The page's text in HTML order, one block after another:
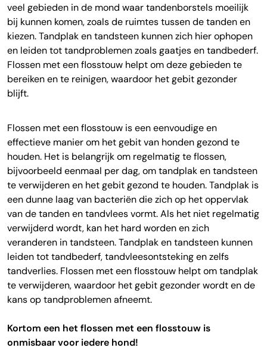
veel gebieden in de mond waar tandenborstels moeilijk
bij kunnen komen, zoals de ruimtes tussen de tanden en
kiezen. Tandplak en tandsteen kunnen zich hier ophopen
en leiden tot tandproblemen zoals gaatjes en tandbederf.
Flossen met een flosstouw helpt om deze gebieden te
bereiken en te reinigen, waardoor het gebit gezonder
blijft.
Flossen met een flosstouw is een eenvoudige en
effectieve manier om het gebit van honden gezond te
houden. Het is belangrijk om regelmatig te flossen,
bijvoorbeeld eenmaal per dag, om tandplak en tandsteen
te verwijderen en het gebit gezond te houden. Tandplak is
een dunne laag van bacteriën die zich op het oppervlak
van de tanden en tandvlees vormt. Als het niet regelmatig
verwijderd wordt, kan het hard worden en zich
veranderen in tandsteen. Tandplak en tandsteen kunnen
leiden tot tandbederf, tandvleesontsteking en zelfs
tandverlies. Flossen met een flosstouw helpt om tandplak
te verwijderen, waardoor het gebit gezonder wordt en de
kans op tandproblemen afneemt.
Kortom een het flossen met een flosstouw is
onmisbaar voor iedere hond!